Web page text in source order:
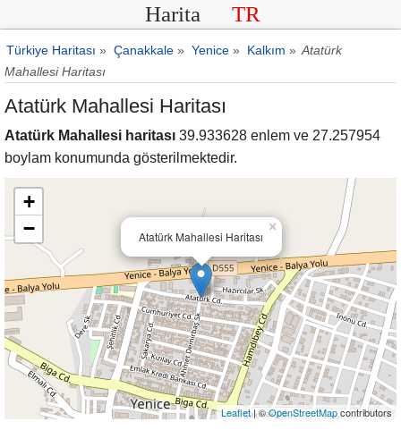
Harita TR
Türkiye Haritası » Çanakkale » Yenice » Kalkım » Atatürk
Mahallesi Haritası
Atatürk Mahallesi Haritası
Atatürk Mahallesi haritası 39.933628 enlem ve 27.257954
boylam konumunda gösterilmektedir.
Atatürk Mahallesi Haritası
×
+
−
Leaflet| ©OpenStreetMapcontributors